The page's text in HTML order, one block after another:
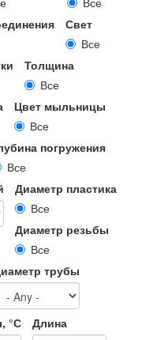
Свет
Все
Толщина
Все
Цвет мыльницы
Все
погружения
Все
Диаметр пластика
Все
Диаметр резьбы
Все
трубы
°С Длина